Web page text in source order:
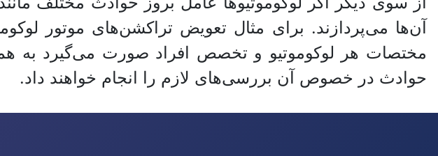
مختصات هر لوکوموتیو و تخصص افراد صورت می‌گیرد به
حوادث در خصوص آن بررسی‌های لازم را انجام خواهند داد.